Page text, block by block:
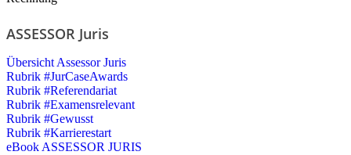
ASSESSOR Juris
Übersicht Assessor Juris
Rubrik #JurCaseAwards
Rubrik #Referendariat
Rubrik #Examensrelevant
Rubrik #Gewusst
Rubrik #Karrierestart
eBook ASSESSOR JURIS